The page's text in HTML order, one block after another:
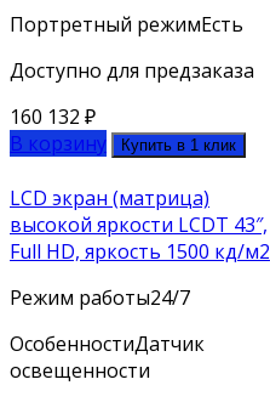
Портретный режимЕсть
Доступно для предзаказа
160 132 ₽
В корзину
Купить в 1 клик
LCD экран (матрица)
высокой яркости LCDT 43″,
Full HD, яркость 1500 кд/м2
Режим работы24/7
ОсобенностиДатчик
освещенности